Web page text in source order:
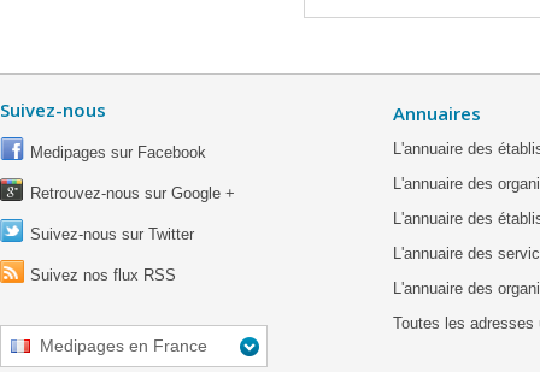
Suivez-nous
Medipages sur Facebook
Retrouvez-nous sur Google +
Suivez-nous sur Twitter
Suivez nos flux RSS
Medipages en France
Annuaires
L'annuaire des
L'annuaire des
L'annuaire des
L'annuaire des
L'annuaire des
Toutes les adresses